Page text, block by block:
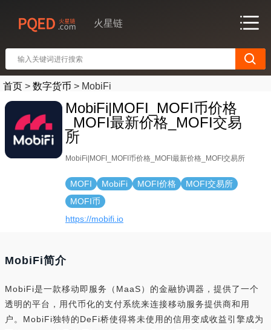
火星链
首页 > 数字货币 > MobiFi
MobiFi|MOFI_MOFI币价格
_MOFI最新价格_MOFI交易
所
MobiFi|MOFI_MOFI币价格_MOFI最新价格_MOFI交易所
MOFI MobiFi MOFI价格
MOFI交易所
MOFI币
https://mobifi.io
MobiFi简介
MobiFi是一款移动即服务（MaaS）的金融协调器，提供了一个
透明的平台，用代币化的支付系统来连接移动服务提供商和用
户。MobiFi独特的DeFi桥使得将未使用的信用变成收益引擎成为